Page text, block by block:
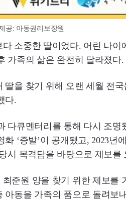
공: 아동권리보장원
소중한 딸이었다. 어린 나이
가족의 삶은 완전히 달라졌다.
딸을 찾기 위해 오랜 세월 전
다.
다큐멘터리를 통해 다시 조명
‘증발’이 공개됐고, 2023년
시 목격담을 바탕으로 제보를
준원 양을 찾기 위한 제보를
아동을 가족의 품으로 돌려보